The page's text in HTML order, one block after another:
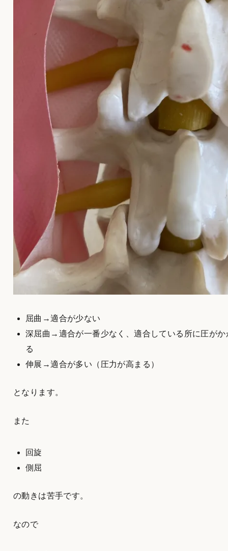
屈曲→適合が少ない
深屈曲→適合が一番少なく、適合している所に圧がか
る
伸展→適合が多い（圧力が高まる）
となります。
また
回旋
側屈
の動きは苦手です。
なので